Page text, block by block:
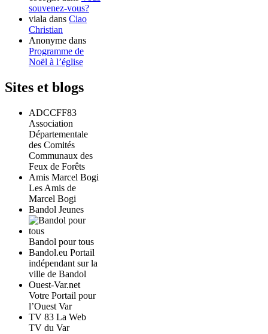
souvenez-vous?
viala dans Ciao
Christian
Anonyme dans
Programme de
Noël à l’église
Sites et blogs
ADCCFF83
Association
Départementale
des Comités
Communaux des
Feux de Forêts
Amis Marcel Bogi
Les Amis de
Marcel Bogi
Bandol Jeunes
Bandol pour tous
Bandol.eu Portail
indépendant sur la
ville de Bandol
Ouest-Var.net
Votre Portail pour
l’Ouest Var
TV 83 La Web
TV du Var